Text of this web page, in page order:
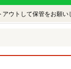
ウトして保管をお願い